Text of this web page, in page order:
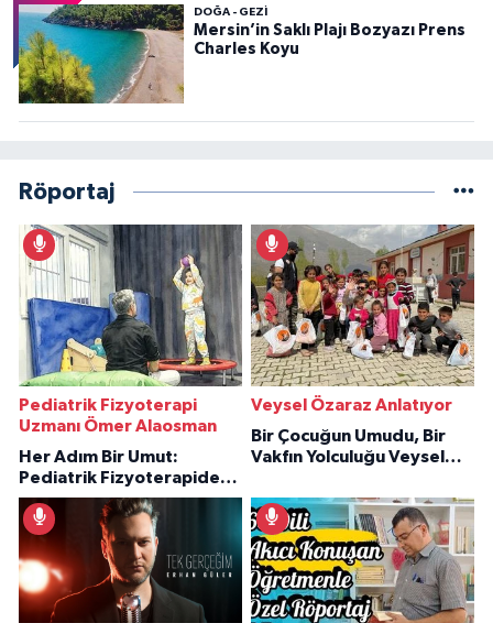
DOĞA - GEZI
Mersin’in Saklı Plajı Bozyazı Prens
Charles Koyu
Röportaj
Pediatrik Fizyoterapi
Uzmanı Ömer Alaosman
Her Adım Bir Umut:
Pediatrik Fizyoterapiden
İlham Veren Hikâyeler
Veysel Özaraz Anlatıyor
Bir Çocuğun Umudu, Bir
Vakfın Yolculuğu Veysel